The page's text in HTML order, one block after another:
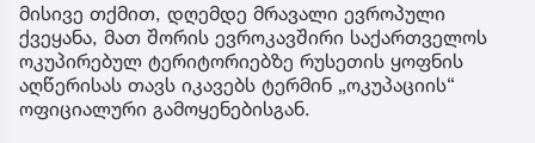
მისივე თქმით, დღემდე მრავალი ევროპული
ქვეყანა, მათ შორის ევროკავშირი საქართველოს
ოკუპირებულ ტერიტორიებზე რუსეთის ყოფნის
აღწერისას თავს იკავებს ტერმინ „ოკუპაციის“
ოფიციალური გამოყენებისგან.